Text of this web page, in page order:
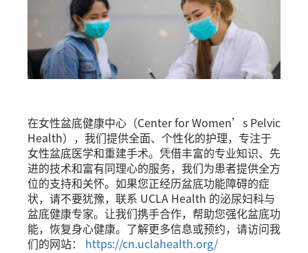
在女性盆底健康中心（Center for Women’s Pelvic
Health），我们提供全面、个性化的护理，专注于
女性盆底医学和重建手术。凭借丰富的专业知识、先
进的技术和富有同理心的服务，我们为患者提供全方
位的支持和关怀。如果您正经历盆底功能障碍的症
状，请不要犹豫，联系 UCLA Health 的泌尿妇科与
盆底健康专家。让我们携手合作，帮助您强化盆底功
能，恢复身心健康。了解更多信息或预约，请访问我
们的网站： https://cn.uclahealth.org/